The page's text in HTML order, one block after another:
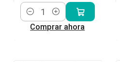
Cantidad
Comprar ahora